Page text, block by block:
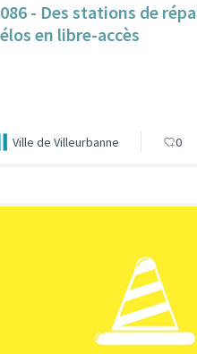
- Des stations de
en libre-accès
Ville de Villeurbanne 0